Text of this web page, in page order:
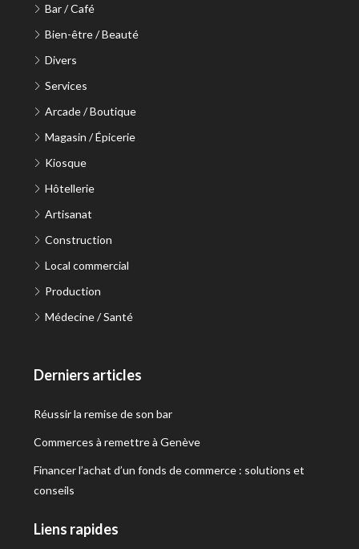
Bar / Café
Bien-être / Beauté
Divers
Services
Arcade / Boutique
Magasin / Épicerie
Kiosque
Hôtellerie
Artisanat
Construction
Local commercial
Production
Médecine / Santé
Derniers articles
Réussir la remise de son bar
Commerces à remettre à Genève
Financer l’achat d’un fonds de commerce : solutions et
conseils
Liens rapides